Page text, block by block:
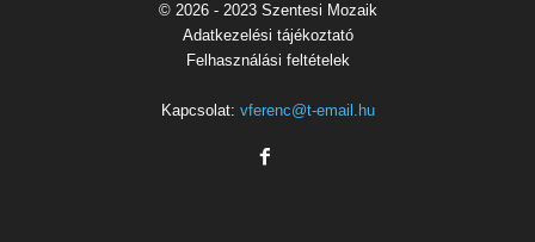
© 2026 - 2023 Szentesi Mozaik
Adatkezelési tájékoztató
Felhasználási feltételek
Kapcsolat: vferenc@t-email.hu